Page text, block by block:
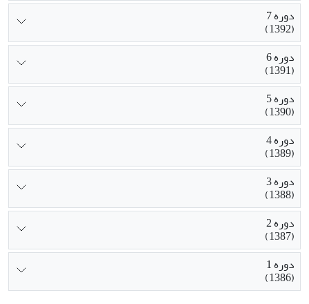
دوره 7
(1392)
دوره 6
(1391)
دوره 5
(1390)
دوره 4
(1389)
دوره 3
(1388)
دوره 2
(1387)
دوره 1
(1386)